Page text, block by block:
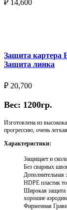
₽ 14,600
Защита картера
Защита линка
₽ 20,700
Вес: 1200гр.
Изготовлена из
прогрессию, очень
Характеристики:
Защищает и
Без сварных
Дополнительная
HDPE пластик
Широкая защита
хорошие
Фирменная